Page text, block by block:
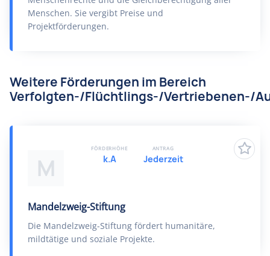
Menschen. Sie vergibt Preise und
Projektförderungen.
Weitere Förderungen im Bereich
Verfolgten-/Flüchtlings-/Vertriebenen-/
M
Mandelzweig-Stiftung
Die Mandelzweig-Stiftung fördert humanitäre,
mildtätige und soziale Projekte.
FÖRDERHÖHE
k.A
ANTRAG
Jederzeit